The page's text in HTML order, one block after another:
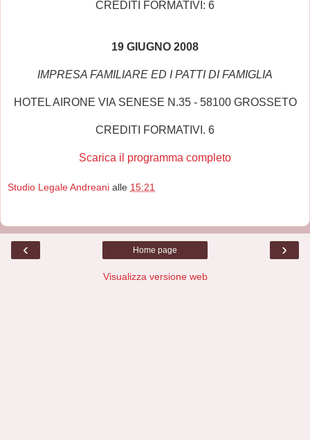
CREDITI FORMATIVI: 6
19 GIUGNO 2008
IMPRESA FAMILIARE ED I PATTI DI FAMIGLIA
HOTEL AIRONE VIA SENESE N.35 - 58100 GROSSETO
CREDITI FORMATIVI. 6
Scarica il programma completo
Studio Legale Andreani alle 15:21
‹ ›
Home page
Visualizza versione web